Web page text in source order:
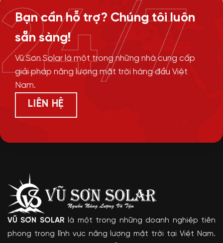
Bạn cần hỗ trợ? Chúng tôi luôn
sẵn sàng!
Vũ Sơn Solar là một trong những nhà cung cấp
giải pháp năng lượng mặt trời hàng đầu Việt
Nam.
LIÊN HỆ
24/7
VŨ SƠN SOLAR là một trong những doanh nghiệp tiên
phong trong lĩnh vực năng lượng mặt trời tại Việt Nam.